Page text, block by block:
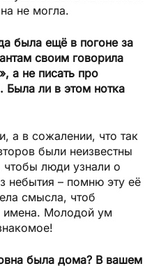
не могла.
была ещё в погоне за
своим говорила
а не писать про
Была ли в этом нотка
а в сожалении, что так
были неизвестны
люди узнали о
небытия – помню эту её
смысла, чтоб
имена. Молодой ум
была дома? В вашем